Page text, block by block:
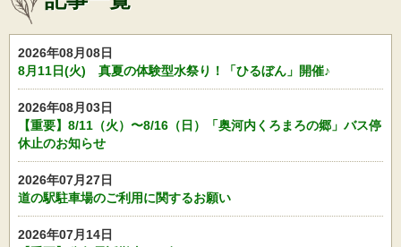
2026年08月08日
8月11日(火) 真夏の体験型水祭り！「ひるぼん」開催♪
2026年08月03日
【重要】8/11（火）〜8/16（日）「奥河内くろまろの郷」バス停
休止のお知らせ
2026年07月27日
道の駅駐車場のご利用に関するお願い
2026年07月14日